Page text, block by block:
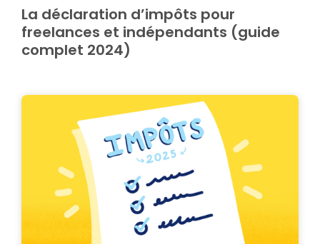
La déclaration d’impôts pour
freelances et indépendants (guide
complet 2024)